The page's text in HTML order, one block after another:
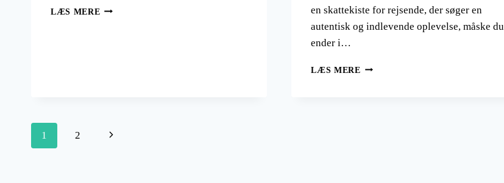
LÆS MERE F1
en skattekiste for rejsende, der søger en
autentisk og indlevende oplevelse, måske du
ender i…
LÆS MERE KYOTO
Side
1 2
Næste